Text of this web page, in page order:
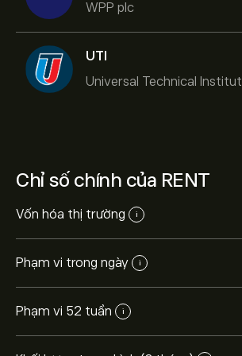
WPP plc
UTI
Universal Technical Institut
Chỉ số chính của RENT
Vốn hóa thị trường i
Phạm vi trong ngày i
Phạm vi 52 tuần i